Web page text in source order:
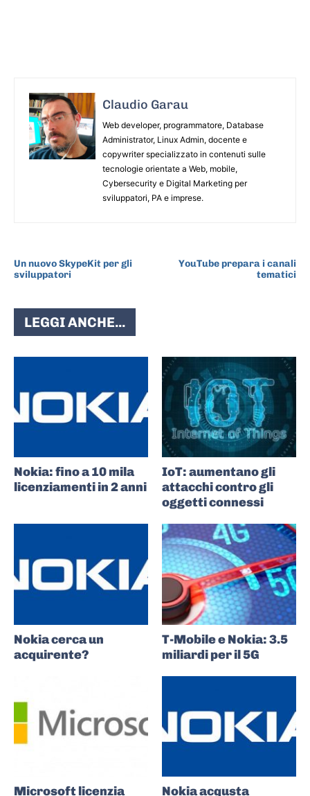
Claudio Garau
Web developer, programmatore, Database
Administrator, Linux Admin, docente e
copywriter specializzato in contenuti sulle
tecnologie orientate a Web, mobile,
Cybersecurity e Digital Marketing per
sviluppatori, PA e imprese.
Un nuovo SkypeKit per gli
sviluppatori
YouTube prepara i canali
tematici
LEGGI ANCHE...
Nokia: fino a 10 mila
licenziamenti in 2 anni
IoT: aumentano gli
attacchi contro gli
oggetti connessi
Nokia cerca un
acquirente?
T-Mobile e Nokia: 3.5
miliardi per il 5G
Microsoft licenzia
Nokia acqusta